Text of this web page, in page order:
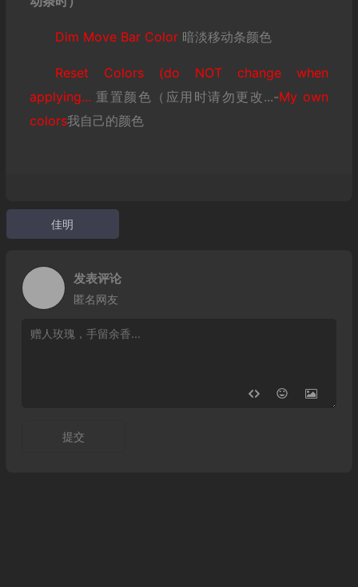
Dim Move Bar Color 暗淡移动条颜色
Reset Colors (do NOT change when
applying... 重置颜色（应用时请勿更改...-My own
colors我自己的颜色
佳明
发表评论
匿名网友
提交